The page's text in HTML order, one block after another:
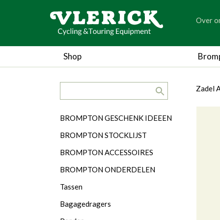
Over
Shop
Zadel
Categorieën
BROMPTON GESCHENK IDEEEN
BROMPTON STOCKLIJST
BROMPTON ACCESSOIRES
BROMPTON ONDERDELEN
Tassen
Bagagedragers